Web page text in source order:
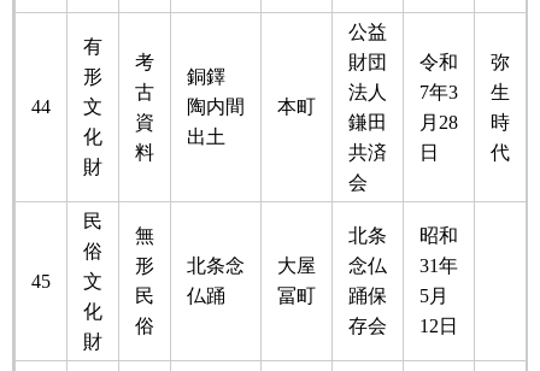
44
有
形
文
化
財
考
古
資
料
銅鐸
陶内間
出土
本町
公益
財団
法人
鎌田
共済
会
令和
7年3
月28
日
弥
生
時
代
45
民
俗
文
化
財
無
形
民
俗
北条念
仏踊
大屋
冨町
北条
念仏
踊保
存会
昭和
31年
5月
12日